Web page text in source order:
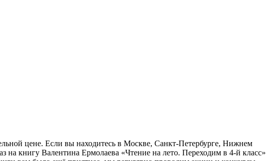
цене. Если вы находитесь в Москве, Санкт-Петербурге, Нижнем
книгу Валентина Ермолаева «Чтение на лето. Переходим в 4-й класс»